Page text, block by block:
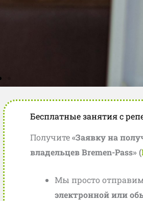
Бесплатные занятия с
Получите«Заявку на
владельцев Bremen-Pass» (
Мы просто
электронной или